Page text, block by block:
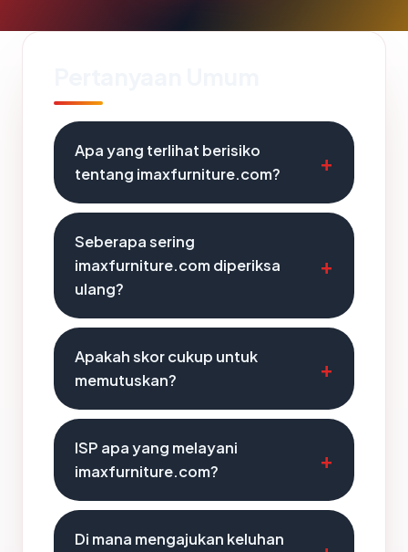
Apa yang terlihat berisiko
tentang imaxfurniture.com?
Seberapa sering
imaxfurniture.com diperiksa
ulang?
Apakah skor cukup untuk
memutuskan?
ISP apa yang melayani
imaxfurniture.com?
Di mana mengajukan keluhan